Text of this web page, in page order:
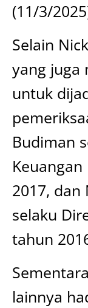
(11/3/
Selain
yang juga
untuk
Budiman
2017, dan
selaku
tahun
lainnya